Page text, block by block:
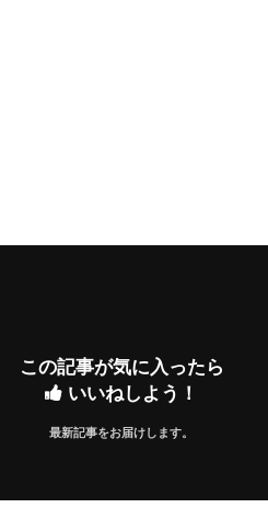
この記事が気に入ったら
いいねしよう！
最新記事をお届けします。